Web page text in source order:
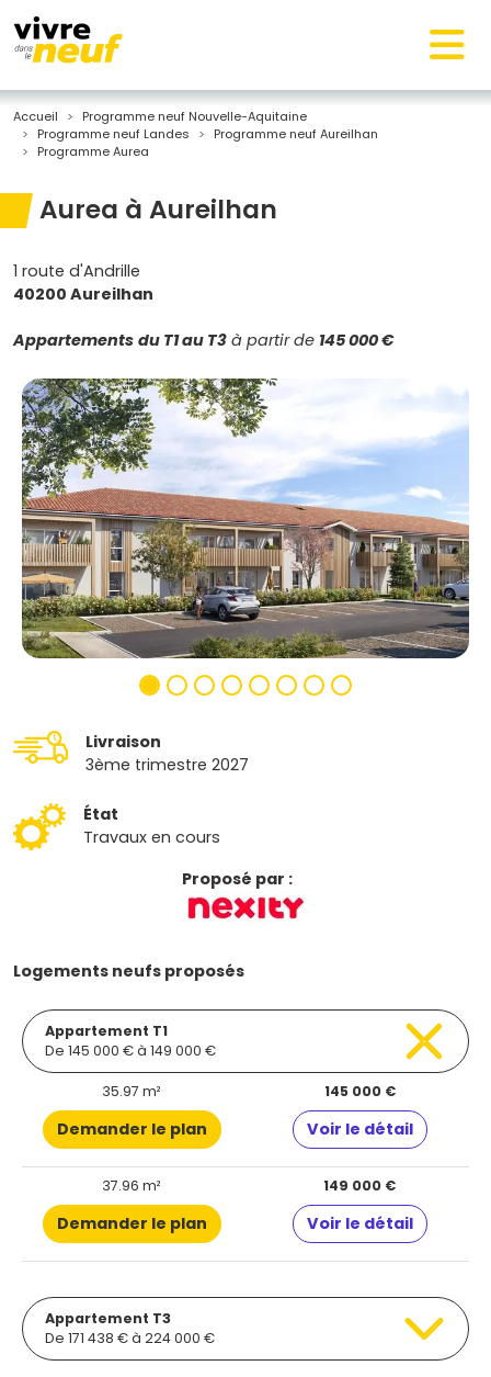
Accueil
Programme neuf Nouvelle-Aquitaine
Programme neuf Landes
Programme neuf Aureilhan
Programme Aurea
Aurea à Aureilhan
1 route d'Andrille
40200 Aureilhan
Appartements du T1 au T3 à partir de 145 000 €
Livraison
3ème trimestre 2027
État
Travaux en cours
Proposé par :
Logements neufs proposés
Appartement T1
De 145 000 € à 149 000 €
35.97 m² 145 000 €
Demander le plan Voir le détail
37.96 m² 149 000 €
Demander le plan Voir le détail
Appartement T3
De 171 438 € à 224 000 €